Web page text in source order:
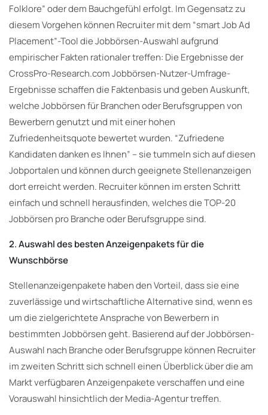
Folklore” oder dem Bauchgefühl erfolgt. Im Gegensatz zu
diesem Vorgehen können Recruiter mit dem “smart Job Ad
Placement”-Tool die Jobbörsen-Auswahl aufgrund
empirischer Fakten rationaler treffen: Die Ergebnisse der
CrossPro-Research.com Jobbörsen-Nutzer-Umfrage-
Ergebnisse schaffen die Faktenbasis und geben Auskunft,
welche Jobbörsen für Branchen oder Berufsgruppen von
Bewerbern genutzt und mit einer hohen
Zufriedenheitsquote bewertet wurden. “Zufriedene
Kandidaten danken es Ihnen” – sie tummeln sich auf diesen
Jobportalen und können durch geeignete Stellenanzeigen
dort erreicht werden. Recruiter können im ersten Schritt
einfach und schnell herausfinden, welches die TOP-20
Jobbörsen pro Branche oder Berufsgruppe sind.
2. Auswahl des besten Anzeigenpakets für die
Wunschbörse
Stellenanzeigenpakete haben den Vorteil, dass sie eine
zuverlässige und wirtschaftliche Alternative sind, wenn es
um die zielgerichtete Ansprache von Bewerbern in
bestimmten Jobbörsen geht. Basierend auf der Jobbörsen-
Auswahl nach Branche oder Berufsgruppe können Recruiter
im zweiten Schritt sich schnell einen Überblick über die am
Markt verfügbaren Anzeigenpakete verschaffen und eine
Vorauswahl hinsichtlich der Media-Agentur treffen.